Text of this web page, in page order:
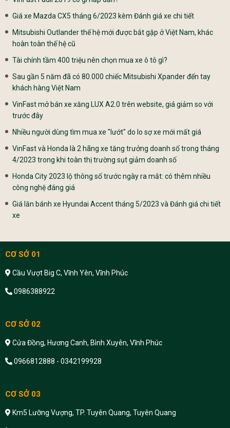
Giá xe Mazda CX5 tháng 6/2023 kèm Đánh giá xe chi tiết
Mitsubishi Outlander thế hệ mới được bắt gặp ở Việt Nam, khác
hoàn toàn thế hệ cũ
Tài chính tầm 400 triệu nên chọn mua xe ô tô gì?
Sau gần 5 năm đã có 80.000 chiếc Mitsubishi Xpander đến tay
khách hàng Việt Nam
VinFast mở bán xe xăng LUX A2.0 trên website, giá giảm so với
trước đây
Nhiều người dùng tìm mua xe "lướt" do lo sợ xe mới mất giá
VinFast và Honda là 2 hãng xe tăng trưởng doanh số trong tháng
4/2023 trong khi toàn thị trường sụt giảm doanh số
Honda City 2023 lộ thông số trước ngày ra mắt: có thêm nhiều
công nghệ đáng giá
Giá lăn bánh xe Hyundai Accent tháng 5/2023 và Đánh giá chi tiết
xe
CƠ SỞ 01
Cầu Vượt Big C, Vĩnh Yên, Vĩnh Phúc
0986388922
CƠ SỞ 02
Cửa Đồng, Hương Canh, Bình Xuyên, Vĩnh Phúc
0966812888 - 0342199928
CƠ SỞ 03
Km5 Lưỡng Vượng, TP. Tuyên Quang, Tuyên Quang